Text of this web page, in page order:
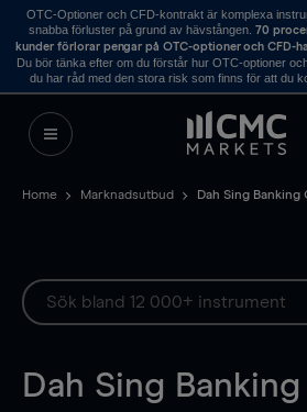
OTC-Optioner och CFD-kontrakt är komplexa
snabba förluster på grund av hävstången. 70
kunder förlorar pengar på OTC-optioner och CFD-
Du bör tänka efter om du förstår hur OTC-optioner
du har råd med den stora risk som finns för att du
Home Marknadsutbud Dah Sing Banking
Dah Sing